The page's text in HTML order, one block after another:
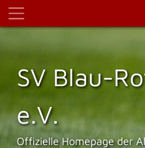
SV Blau-
e.V.
Offizielle Homepage der